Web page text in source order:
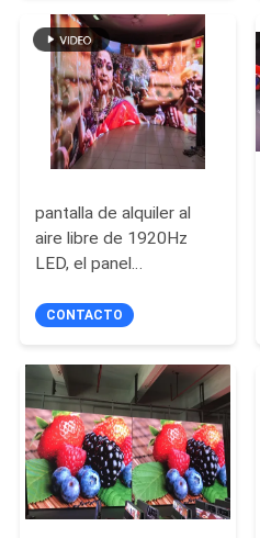
PIDA
UNA
CITA
MAPA
DEL
PRIVACY
POLICY
corporativas de interior
pantalla de alquiler al
aire libre de 1920Hz
LED, el panel
LED
CONTACTO